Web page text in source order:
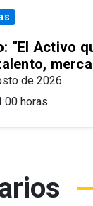
“El Activo
de 2026
horas